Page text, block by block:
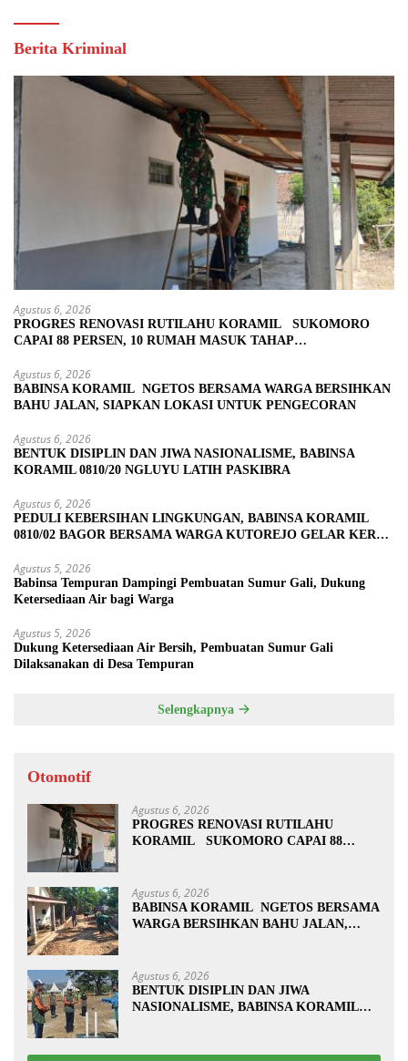
Berita Kriminal
Agustus 6, 2026
PROGRES RENOVASI RUTILAHU KORAMIL SUKOMORO
CAPAI 88 PERSEN, 10 RUMAH MASUK TAHAP
Agustus 6, 2026
BABINSA KORAMIL NGETOS BERSAMA WARGA BERSIHKAN
BAHU JALAN, SIAPKAN LOKASI UNTUK PENGECORAN
Agustus 6, 2026
BENTUK DISIPLIN DAN JIWA NASIONALISME, BABINSA
KORAMIL 0810/20 NGLUYU LATIH PASKIBRA
Agustus 6, 2026
PEDULI KEBERSIHAN LINGKUNGAN, BABINSA KORAMIL
0810/02 BAGOR BERSAMA WARGA KUTOREJO GELAR KERJA
Agustus 5, 2026
Babinsa Tempuran Dampingi Pembuatan Sumur Gali, Dukung
Ketersediaan Air bagi Warga
Agustus 5, 2026
Dukung Ketersediaan Air Bersih, Pembuatan Sumur Gali
Dilaksanakan di Desa Tempuran
Selengkapnya
Otomotif
Agustus 6, 2026
PROGRES RENOVASI RUTILAHU
KORAMIL SUKOMORO CAPAI 88
Agustus 6, 2026
BABINSA KORAMIL NGETOS BERSAMA
WARGA BERSIHKAN BAHU JALAN,
Agustus 6, 2026
BENTUK DISIPLIN DAN JIWA
NASIONALISME, BABINSA KORAMIL